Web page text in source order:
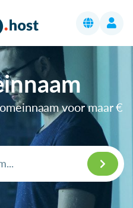
voor maar€